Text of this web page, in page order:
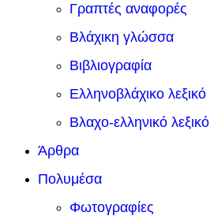
Γραπτές αναφορές
Βλάχικη γλώσσα
Βιβλιογραφία
Ελληνοβλάχικο λεξικό
Βλαχο-ελληνικό λεξικό
Άρθρα
Πολυμέσα
Φωτογραφίες